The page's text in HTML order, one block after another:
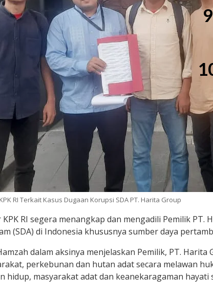
RI Terkait Kasus Dugaan Korupsi SDA PT. Harita Group
RI segera menangkap dan mengadili Pemilik
(SDA) di Indonesia khususnya sumber daya
dalam aksinya menjelaskan Pemilik, PT.
perkebunan dan hutan adat secara melawan
masyarakat adat dan keanekaragaman hayati
9